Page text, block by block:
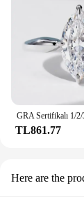
TL861.77
Here are the